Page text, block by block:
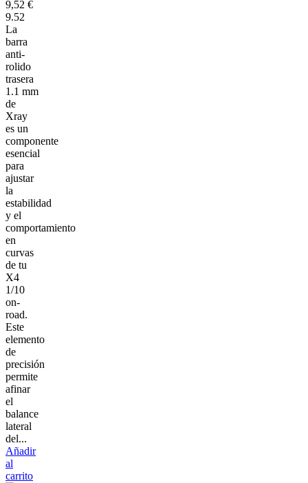
9,52 €
9.52
La
barra
anti-
rolido
trasera
1.1 mm
de
Xray
es un
componente
esencial
para
ajustar
la
estabilidad
y el
comportamiento
en
curvas
de tu
X4
1/10
on-
road.
Este
elemento
de
precisión
permite
afinar
el
balance
lateral
del...
Añadir
al
carrito